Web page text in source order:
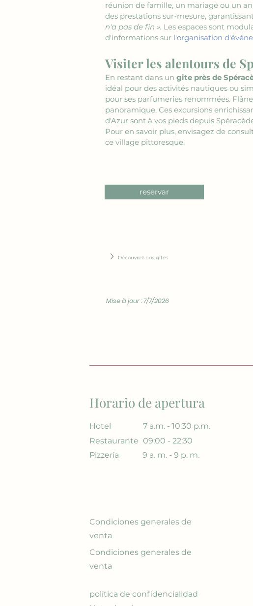
réunion de famille, un mariage ou un
des prestations sur-mesure,
n'a pas de fin ». Les espaces sont
d'informations sur l'organisation
Visiter les alentours de
En restant dans un gite près de
idéal pour des activités nautiques ou
pour ses parfumeries renommées.
panoramique. Ces excursions
d'Azur sont à vos pieds depuis
Pour en savoir plus, envisagez de
ce village pittoresque.
reservar
Découvrez nos gîtes
Mise à jour : 7/7/2026
Horario de apertura
Hotel
7 a.m. - 10:30 p.m.
Restaurante 09:00 - 22:30
Pizzería
9 a. m. - 9 p. m.
Condiciones generales de
venta
Condiciones generales de
venta
política de confidencialidad